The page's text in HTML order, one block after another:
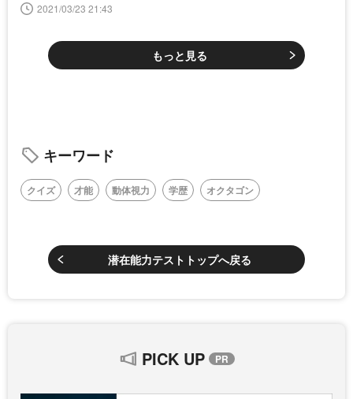
2021/03/23 21:43
もっと見る
キーワード
クイズ 才能 動体視力 学歴 オクタゴン
潜在能力テストトップへ戻る
PICK UP